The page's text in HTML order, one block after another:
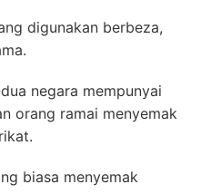
digunakan berbeza,
negara mempunyai
orang ramai menyemak
biasa menyemak